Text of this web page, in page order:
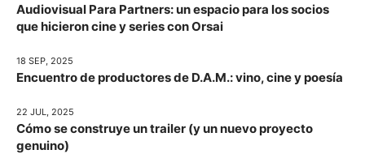
Audiovisual Para Partners: un espacio para los socios
que hicieron cine y series con Orsai
18 SEP, 2025
Encuentro de productores de D.A.M.: vino, cine y poesía
22 JUL, 2025
Cómo se construye un trailer (y un nuevo proyecto
genuino)